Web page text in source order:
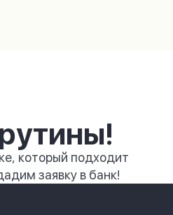
который подходит
заявку в банк!